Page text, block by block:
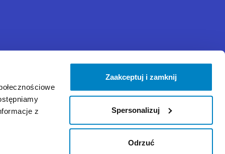
z
Zaakceptuj i zamknij
Spersonalizuj
Odrzuć